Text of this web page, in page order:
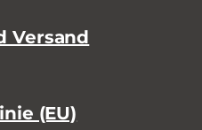
Versand
(EU)